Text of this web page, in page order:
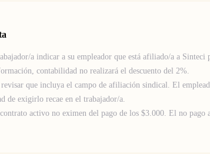
a indicar a su empleador que está afiliado/a a Sinteci
contabilidad no realizará el descuento del 2%.
que incluya el campo de afiliación sindical. El
de exigirlo recae en el trabajador/a.
activo no eximen del pago de los $3.000. El no pago